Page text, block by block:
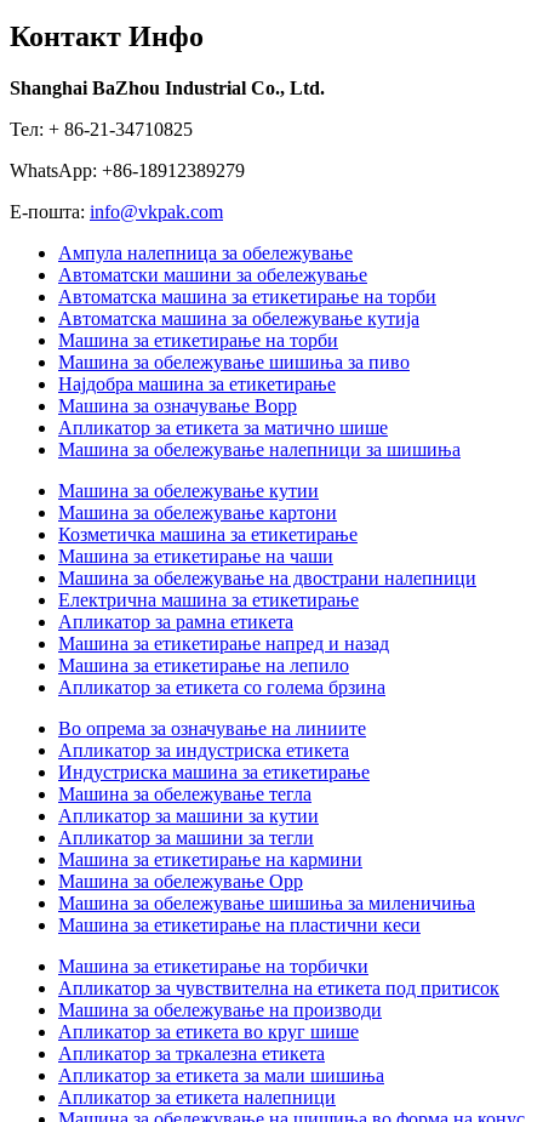
Контакт Инфо
Shanghai BaZhou Industrial Co., Ltd.
Тел: + 86-21-34710825
WhatsApp: +86-18912389279
Е-пошта: info@vkpak.com
Ампула налепница за обележување
Автоматски машини за обележување
Автоматска машина за етикетирање на торби
Автоматска машина за обележување кутија
Машина за етикетирање на торби
Машина за обележување шишиња за пиво
Најдобра машина за етикетирање
Машина за означување Bopp
Апликатор за етикета за матично шише
Машина за обележување налепници за шишиња
Машина за обележување кутии
Машина за обележување картони
Козметичка машина за етикетирање
Машина за етикетирање на чаши
Машина за обележување на двострани налепници
Електрична машина за етикетирање
Апликатор за рамна етикета
Машина за етикетирање напред и назад
Машина за етикетирање на лепило
Апликатор за етикета со голема брзина
Во опрема за означување на линиите
Апликатор за индустриска етикета
Индустриска машина за етикетирање
Машина за обележување тегла
Апликатор за машини за кутии
Апликатор за машини за тегли
Машина за етикетирање на кармини
Машина за обележување Opp
Машина за обележување шишиња за миленичиња
Машина за етикетирање на пластични кеси
Машина за етикетирање на торбички
Апликатор за чувствителна на етикета под притисок
Машина за обележување на производи
Апликатор за етикета во круг шише
Апликатор за тркалезна етикета
Апликатор за етикета за мали шишиња
Апликатор за етикета налепници